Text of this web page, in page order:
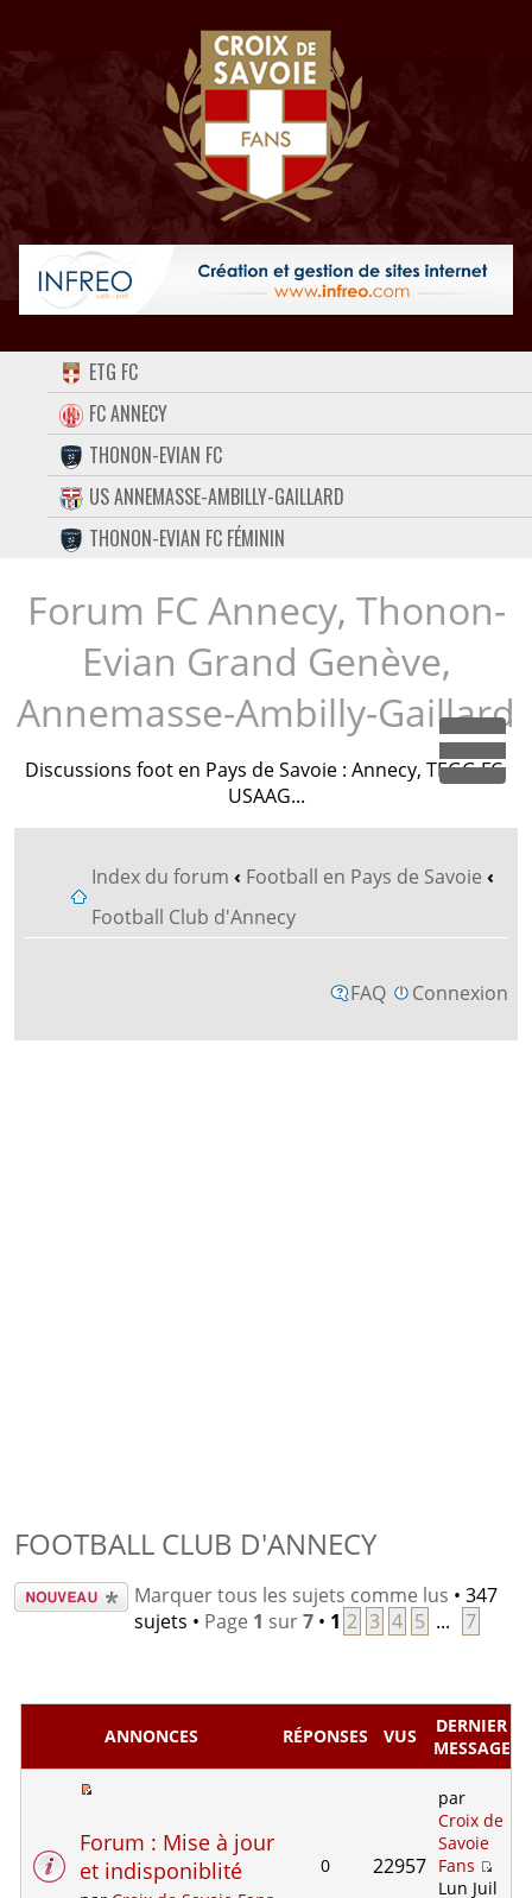
ACCUEIL
FORUM
CONTACT
FACEBOOK
TWITTER
INSTAGRAM
ETG FC
FC ANNECY
THONON-EVIAN FC
US ANNEMASSE-AMBILLY-GAILLARD
THONON-EVIAN FC FÉMININ
Forum FC Annecy, Thonon-
Evian Grand Genève,
Annemasse-Ambilly-Gaillard
Discussions foot en Pays de Savoie : Annecy, TEGG FC,
USAAG...
Index du forum ‹ Football en Pays de Savoie ‹
Football Club d'Annecy
FAQ Connexion
FOOTBALL CLUB D'ANNECY
Écrire un
Marquer tous les sujets comme lus • 347
sujets • Page 1 sur7• 1 2 3 4 5 ... 7
ANNONCES RÉPONSES VUS
DERNIER
MESSAGE
Forum : Mise à jour
et indisponiblité
0 22957
par
Croix de
Savoie
Fans
Lun Juil